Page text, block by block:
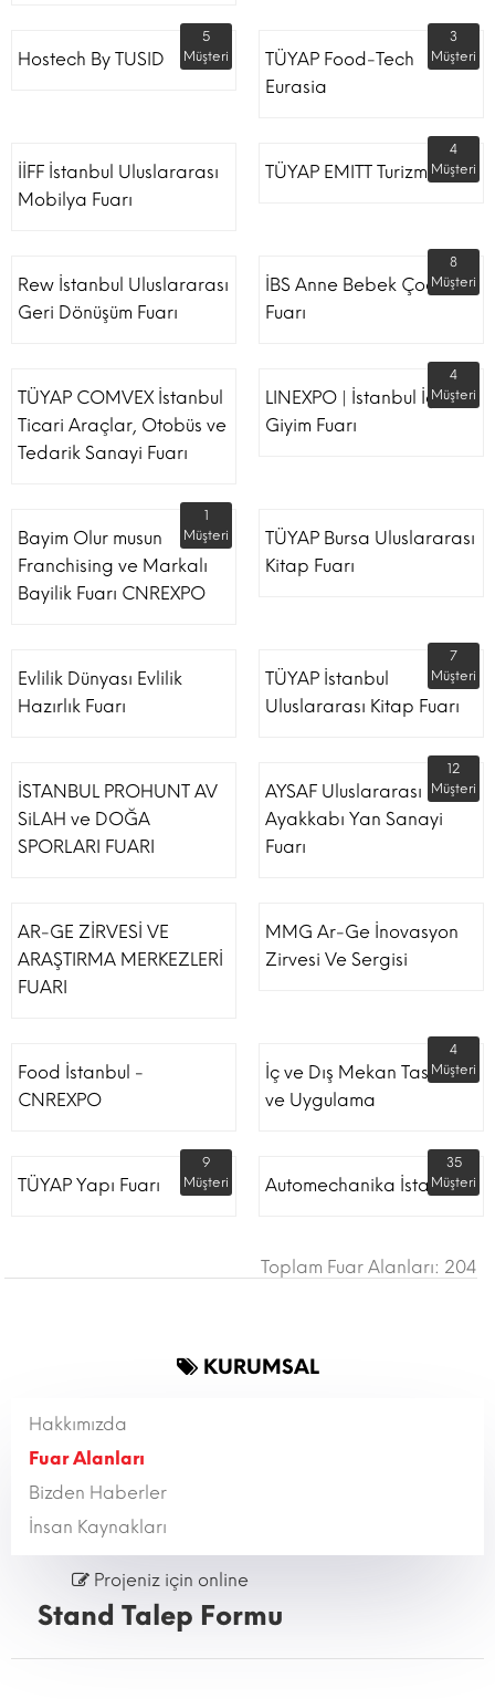
Hostech By TUSID
5
Müşteri
TÜYAP Food-Tech
Eurasia
3
Müşteri
İİFF İstanbul Uluslararası
Mobilya Fuarı
TÜYAP EMITT Turizm Fuarı
4
Müşteri
Rew İstanbul Uluslararası
Geri Dönüşüm Fuarı
İBS Anne Bebek Çocuk
Fuarı
8
Müşteri
TÜYAP COMVEX İstanbul
Ticari Araçlar, Otobüs ve
Tedarik Sanayi Fuarı
LINEXPO | İstanbul İç
Giyim Fuarı
4
Müşteri
Bayim Olur musun
Franchising ve Markalı
Bayilik Fuarı CNREXPO
1
Müşteri
TÜYAP Bursa Uluslararası
Kitap Fuarı
Evlilik Dünyası Evlilik
Hazırlık Fuarı
TÜYAP İstanbul
Uluslararası Kitap Fuarı
7
Müşteri
İSTANBUL PROHUNT AV
SiLAH ve DOĞA
SPORLARI FUARI
AYSAF Uluslararası
Ayakkabı Yan Sanayi
Fuarı
12
Müşteri
AR-GE ZİRVESİ VE
ARAŞTIRMA MERKEZLERİ
FUARI
MMG Ar-Ge İnovasyon
Zirvesi Ve Sergisi
Food İstanbul -
CNREXPO
İç ve Dış Mekan Tasarım
ve Uygulama
4
Müşteri
TÜYAP Yapı Fuarı
9
Müşteri
Automechanika İstanbul
35
Müşteri
Toplam Fuar Alanları: 204
KURUMSAL
Hakkımızda
Fuar Alanları
Bizden Haberler
İnsan Kaynakları
Projeniz için online
Stand Talep Formu